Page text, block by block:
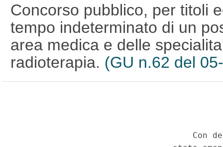
Concorso pubblico, per titoli
tempo indeterminato di un
area medica e delle
radioterapia. (GU n.62 del